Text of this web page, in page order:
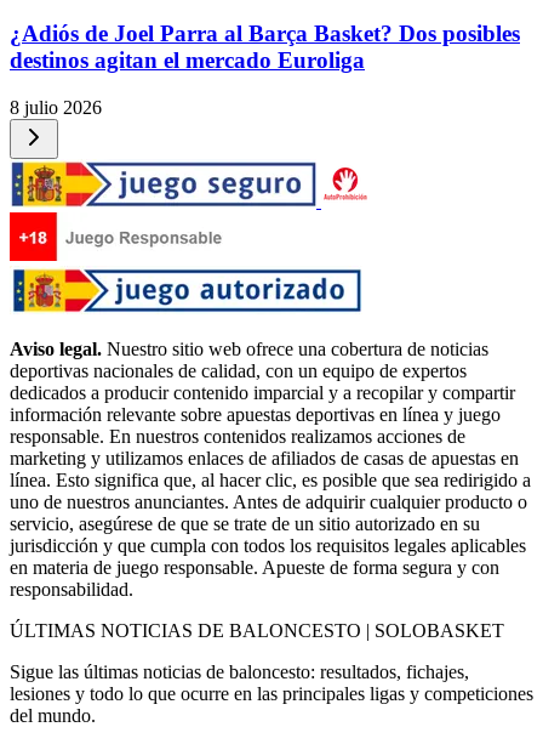
¿Adiós de Joel Parra al Barça Basket? Dos posibles
destinos agitan el mercado Euroliga
8 julio 2026
Aviso legal. Nuestro sitio web ofrece una cobertura de noticias
deportivas nacionales de calidad, con un equipo de expertos
dedicados a producir contenido imparcial y a recopilar y compartir
información relevante sobre apuestas deportivas en línea y juego
responsable. En nuestros contenidos realizamos acciones de
marketing y utilizamos enlaces de afiliados de casas de apuestas en
línea. Esto significa que, al hacer clic, es posible que sea redirigido a
uno de nuestros anunciantes. Antes de adquirir cualquier producto o
servicio, asegúrese de que se trate de un sitio autorizado en su
jurisdicción y que cumpla con todos los requisitos legales aplicables
en materia de juego responsable. Apueste de forma segura y con
responsabilidad.
ÚLTIMAS NOTICIAS DE BALONCESTO | SOLOBASKET
Sigue las últimas noticias de baloncesto: resultados, fichajes,
lesiones y todo lo que ocurre en las principales ligas y competiciones
del mundo.